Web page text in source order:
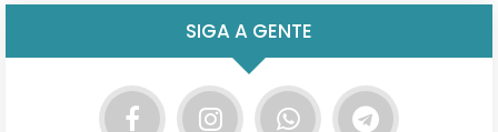
SIGA A GENTE